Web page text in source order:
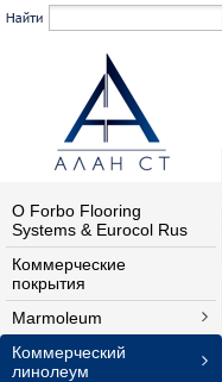
О Forbo Flooring
Systems & Eurocol Rus
Коммерческие
покрытия
Marmoleum
Коммерческий
линолеум